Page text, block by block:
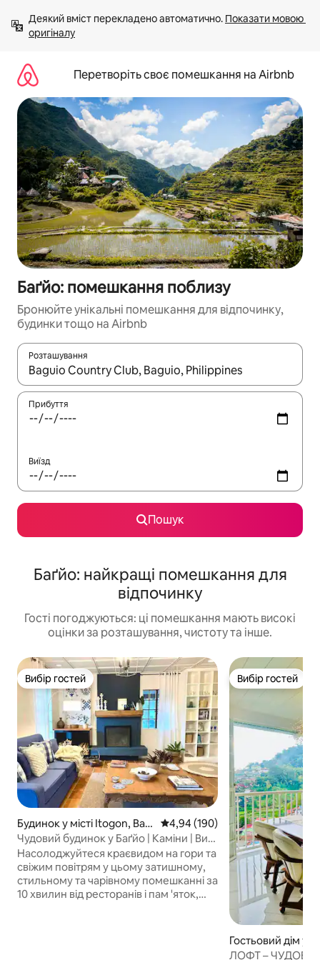
вмісту
Деякий вміст перекладено автоматично. Показати мовою
оригіналу
Перетворіть своє помешкання на Airbnb
Баґйо: помешкання поблизу
Бронюйте унікальні помешкання для відпочинку,
будинки тощо на Airbnb
Розташування
Отримавши результати пошуку, використовуйте для
Прибуття
Виїзд
Пошук
Баґйо: найкращі помешкання для
відпочинку
Гості погоджуються: ці помешкання мають високі
оцінки за розташування, чистоту та інше.
Вибір гостей
Вибір гостей
Будинок у місті Itogon, Bag
uio
Середня оцінка: 4,94 з 5,
4,94 (190)
Чудовий будинок у Баґйо | Каміни | Вид
на гори |
Насолоджуйтеся краєвидом на гори та
свіжим повітрям у цьому затишному,
стильному та чарівному помешканні за
10 хвилин від ресторанів і пам 'яток,
Вибір гостей
Вибір гостей
Гостьовий дім у
ЛОФТ – ЧУДОВИЙ